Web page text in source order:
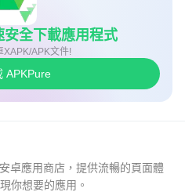
全下載應用程式
XAPK/APK文件!
APKPure
卓應用商店，提供流暢的頁面體
你想要的應用。